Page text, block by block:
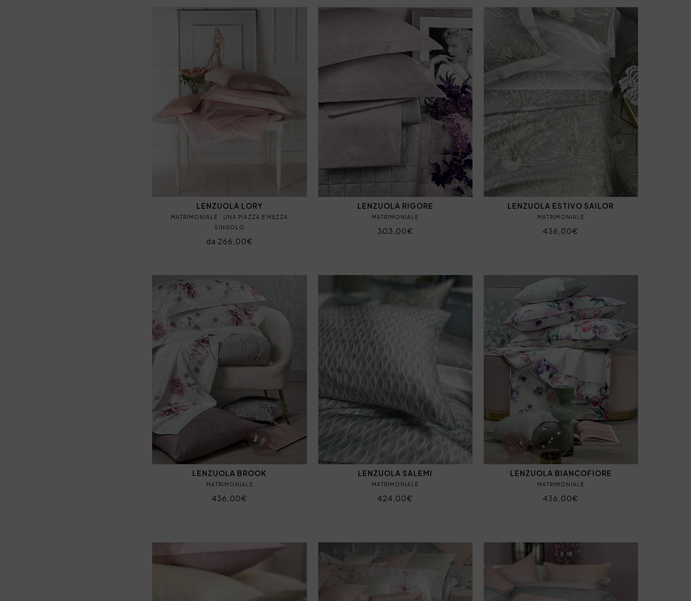
LENZUOLA LORY
MATRIMONIALE
UNA PIAZZA E MEZZA
SINGOLO
da 266,00€
LENZUOLA RIGORE
MATRIMONIALE
303,00€
LENZUOLA ESTIVO SAILOR
MATRIMONIALE
436,00€
LENZUOLA BROOK
MATRIMONIALE
436,00€
LENZUOLA SALEMI
MATRIMONIALE
424,00€
LENZUOLA BIANCOFIORE
MATRIMONIALE
436,00€